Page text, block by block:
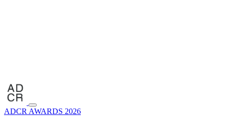
ADCR AWARDS 2026